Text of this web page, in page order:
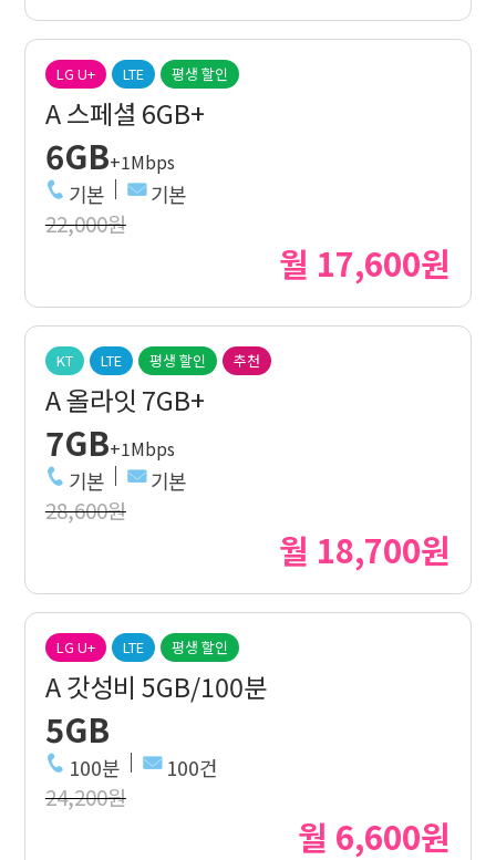
LG U+ LTE 평생 할인
A 스페셜 6GB+
6GB+1Mbps
기본 기본
22,000원
월 17,600원
KT LTE 평생 할인 추천
A 올라잇 7GB+
7GB+1Mbps
기본 기본
28,600원
월 18,700원
LG U+ LTE 평생 할인
A 갓성비 5GB/100분
5GB
100분 100건
24,200원
월 6,600원